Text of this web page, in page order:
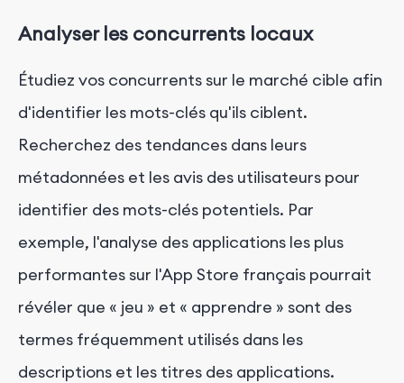
Analyser les concurrents locaux
Étudiez vos concurrents sur le marché cible afin
d'identifier les mots-clés qu'ils ciblent.
Recherchez des tendances dans leurs
métadonnées et les avis des utilisateurs pour
identifier des mots-clés potentiels. Par
exemple, l'analyse des applications les plus
performantes sur l'App Store français pourrait
révéler que « jeu » et « apprendre » sont des
termes fréquemment utilisés dans les
descriptions et les titres des applications.